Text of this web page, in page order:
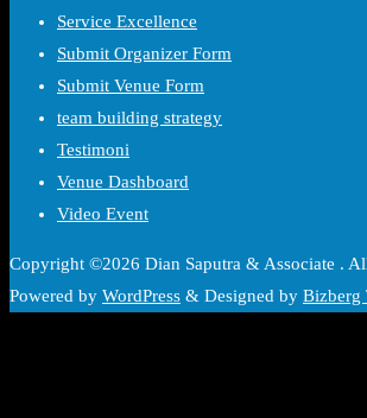
Service Excellence
Submit Organizer Form
Submit Venue Form
team building strategy
Testimoni
Venue Dashboard
Video Event
Copyright ©2026 Dian Saputra & Associate .
Powered by WordPress & Designed by Bizberg